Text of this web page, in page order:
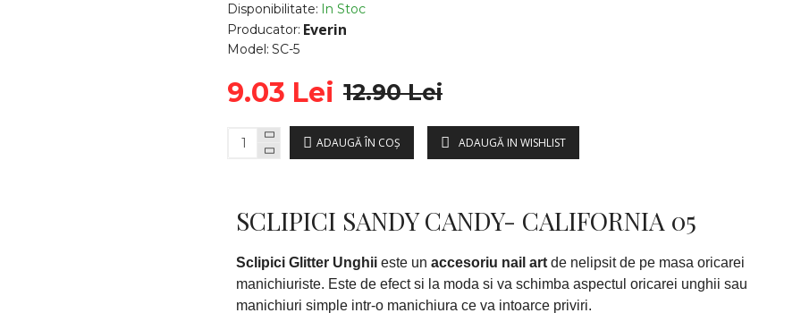
Disponibilitate: In Stoc
Producator: Everin
Model: SC-5
9.03 Lei 12.90 Lei
ADAUGĂ ÎN COŞ ADAUGĂ IN WISHLIST
SCLIPICI SANDY CANDY- CALIFORNIA 05
Sclipici Glitter Unghii este un accesoriu nail art de nelipsit de pe masa oricarei
manichiuriste. Este de efect si la moda si va schimba aspectul oricarei unghii sau
manichiuri simple intr-o manichiura ce va intoarce priviri.